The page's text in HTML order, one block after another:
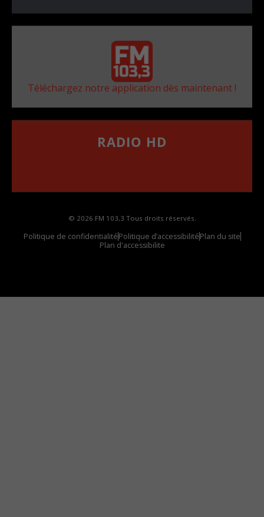
Téléchargez notre application dès maintenant !
RADIO HD
© 2026 FM 103,3 Tous droits réservés.
Politique de confidentialitéPolitique d’accessibilitéPlan du site
Plan d'accessibilite